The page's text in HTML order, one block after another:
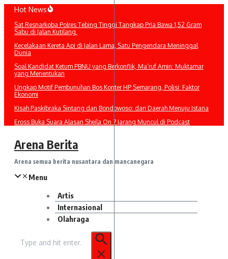
Lewati
konten
Hot News
Sat Resnarkoba Polres Tebing Tinggi Tangkap Pria Bawa 1,52 Gram
Sabu di Jalan Kutilang
Kecelakaan Kereta Api di Jalan Lama, Satu Pengendara Meninggal
Dunia
Soal Kandidat Ketum PBNU yang Berkonflik, Ma’ruf Amin: Muktamar
yang Menentukan
Ungkap Motif Pembunuhan Bos Konter HP Semarang, Polisi: Faktor
Ekonomi
Kisah Paskibraka Sintang dan Bondowoso: dari Daerah Menuju Istana
Eross Buka Suara Alasan Sheila On 7 Jarang Muncul di Podcast
Arena Berita
Arena semua berita nusantara dan mancanegara
Menu
Artis
Internasional
Olahraga
untuk: